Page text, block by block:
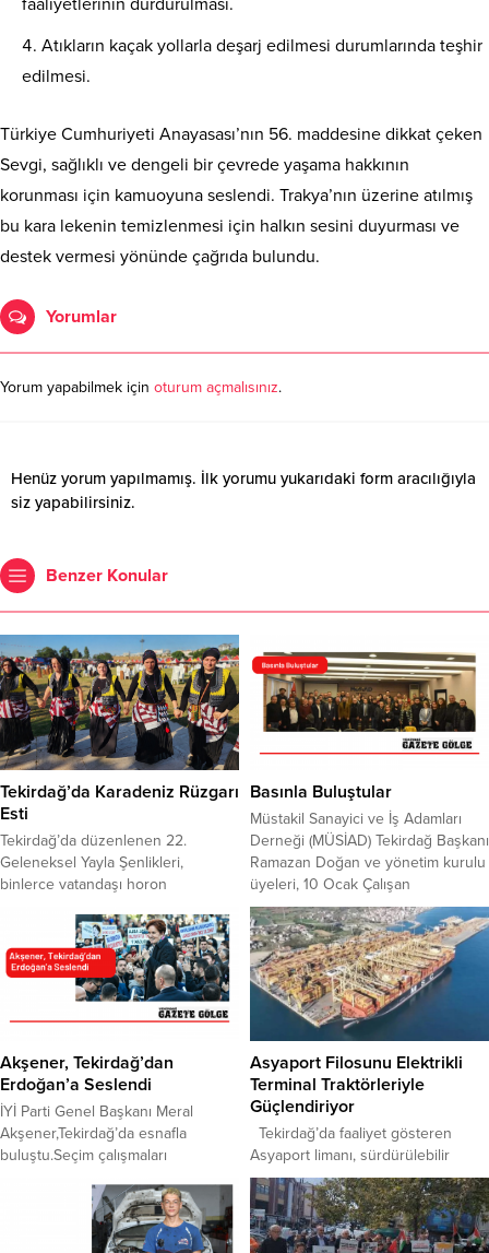
faaliyetlerinin durdurulması.
Atıkların kaçak yollarla deşarj edilmesi durumlarında teşhir
edilmesi.
Türkiye Cumhuriyeti Anayasası’nın 56. maddesine dikkat çeken
Sevgi, sağlıklı ve dengeli bir çevrede yaşama hakkının
korunması için kamuoyuna seslendi. Trakya’nın üzerine atılmış
bu kara lekenin temizlenmesi için halkın sesini duyurması ve
destek vermesi yönünde çağrıda bulundu.
Yorumlar
Yorum yapabilmek için oturum açmalısınız.
Henüz yorum yapılmamış. İlk yorumu yukarıdaki form aracılığıyla
siz yapabilirsiniz.
Benzer Konular
Tekirdağ’da Karadeniz Rüzgarı
Esti
Tekirdağ’da düzenlenen 22.
Geleneksel Yayla Şenlikleri,
binlerce vatandaşı horon
ezgilerinde buluşturdu. Tekirdağ
Karadeniz İlleri Kültür, Yardımlaşma
ve Dayanışma Derneği ile
Süleymanpaşa Belediyesi iş
birliğinde düzenlenen 22.
Karadeniz Mahallesi’nde binlerce
vatandaşın katılımıyla gerçekleşti.
Karadeniz kültürüne özgü müzikler,
halk oyunları ve Trabzon ekmeği,
Akçaabat köftesi, Vakfıkebir...
Basınla Buluştular
Müstakil Sanayici ve İş Adamları
Derneği (MÜSİAD) Tekirdağ Başkanı
Ramazan Doğan ve yönetim kurulu
üyeleri, 10 Ocak Çalışan
Gazeteciler Günü dolayısıyla basın
mensuplarıyla bir araya geldi.
Düzenlenen kahvaltı programında,
MÜSİAD Tekirdağ Başkanı Ramazan
Doğan, Yönetim Kurulu Üyesi Ali
Doğan, MÜSİAD Kadın Başkanı
Nigar Alemdar Yetkin ve Genç
MÜSİAD Başkanı Cihan...
Akşener, Tekirdağ’dan
Erdoğan’a Seslendi
İYİ Parti Genel Başkanı Meral
Akşener,Tekirdağ’da esnafla
buluştu.Seçim çalışmaları
Marmaraereğlisi, Muratlı ve
Hayrabolu ilçelerinde esnaf
ziyaretleri gerçekleştiren Akşener,
Asyaport Filosunu Elektrikli
Terminal Traktörleriyle
Güçlendiriyor
​Tekirdağ’da faaliyet gösteren
Asyaport limanı, sürdürülebilir
limancılık hedefleri doğrultusunda
10 milyon dolarlık yatırımla filosuna
100 adet elektrikli terminal traktörü
(eTT) kazandıracağını açıkladı. ​